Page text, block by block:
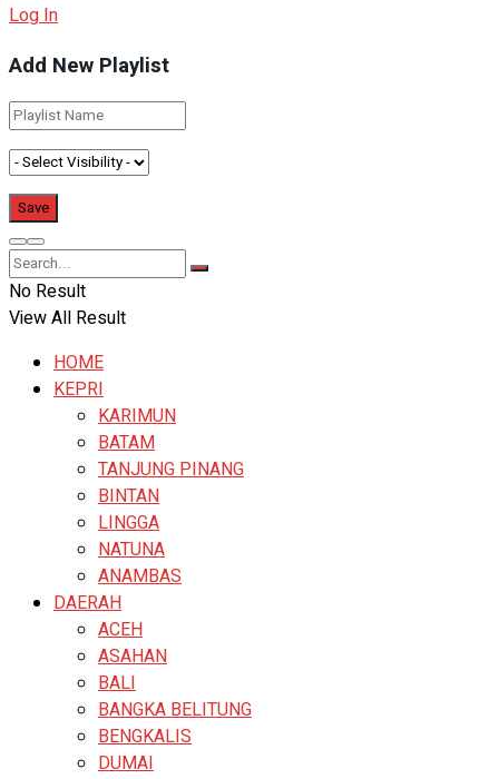
Log In
Add New Playlist
No Result
View All Result
HOME
KEPRI
KARIMUN
BATAM
TANJUNG PINANG
BINTAN
LINGGA
NATUNA
ANAMBAS
DAERAH
ACEH
ASAHAN
BALI
BANGKA BELITUNG
BENGKALIS
DUMAI